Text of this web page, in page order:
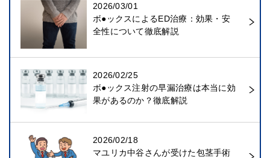
2026/03/01
ボ●ックスによるED治療：効果・安
全性について徹底解説
2026/02/25
ボ●ックス注射の早漏治療は本当に効
果があるのか？徹底解説
2026/02/18
マユリカ中谷さんが受けた包茎手術